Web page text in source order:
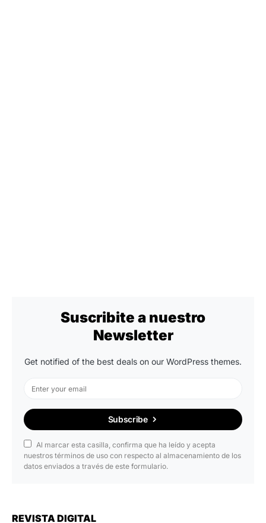
Suscribite a nuestro
Newsletter
Get notified of the best deals on our WordPress themes.
Subscribe
Al marcar esta casilla, confirma que ha leído y acepta
nuestros términos de uso con respecto al almacenamiento de los
datos enviados a través de este formulario.
REVISTA DIGITAL